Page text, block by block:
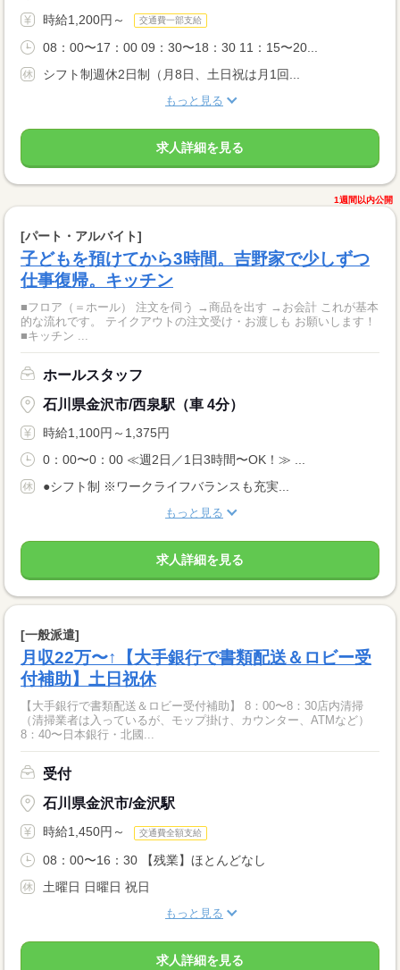
時給1,200円～ 交通費一部支給
08：00〜17：00 09：30〜18：30 11：15〜20...
シフト制週休2日制（月8日、土日祝は月1回...
もっと見る
求人詳細を見る
1週間以内公開
[パート・アルバイト]
子どもを預けてから3時間。吉野家で少しずつ
仕事復帰。キッチン
■フロア（＝ホール） 注文を伺う →商品を出す →お会計 これが基本
的な流れです。 テイクアウトの注文受け・お渡しも お願いします！
■キッチン ...
ホールスタッフ
石川県金沢市/西泉駅（車 4分）
時給1,100円～1,375円
0：00〜0：00 ≪週2日／1日3時間〜OK！≫ ...
●シフト制 ※ワークライフバランスも充実...
もっと見る
求人詳細を見る
[一般派遣]
月収22万〜↑【大手銀行で書類配送＆ロビー受
付補助】土日祝休
【大手銀行で書類配送＆ロビー受付補助】 8：00〜8：30店内清掃
（清掃業者は入っているが、モップ掛け、カウンター、ATMなど）
8：40〜日本銀行・北國...
受付
石川県金沢市/金沢駅
時給1,450円～ 交通費全額支給
08：00〜16：30 【残業】ほとんどなし
土曜日 日曜日 祝日
もっと見る
求人詳細を見る